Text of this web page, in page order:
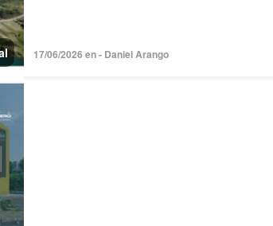
17/06/2026 en - Daniel Arango